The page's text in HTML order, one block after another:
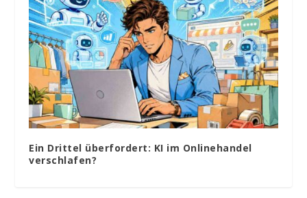
Ein Drittel überfordert: KI im Onlinehandel
verschlafen?